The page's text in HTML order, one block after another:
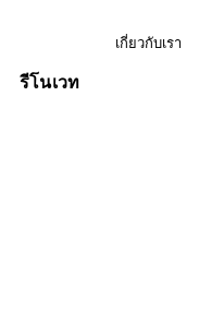
เกี่ยวกับเรา
รีโนเวท